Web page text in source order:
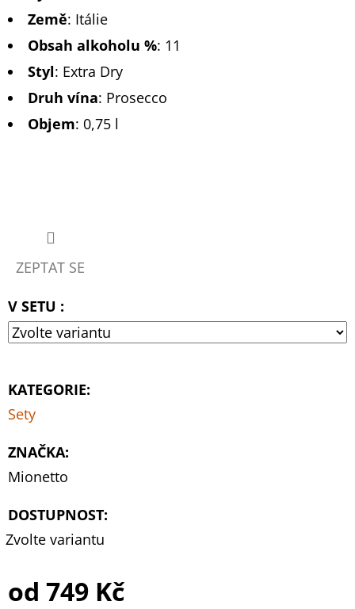
Země: Itálie
Obsah alkoholu %: 11
Styl: Extra Dry
Druh vína: Prosecco
Objem: 0,75 l
ZEPTAT SE
V SETU :
KATEGORIE:
Sety
ZNAČKA:
Mionetto
DOSTUPNOST:
Zvolte variantu
od 749 Kč